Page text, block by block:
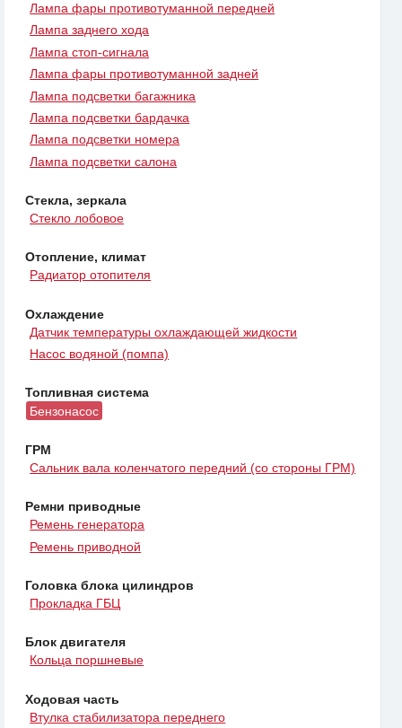
Лампа фары противотуманной передней
Лампа заднего хода
Лампа стоп-сигнала
Лампа фары противотуманной задней
Лампа подсветки багажника
Лампа подсветки бардачка
Лампа подсветки номера
Лампа подсветки салона
Стекла, зеркала
Стекло лобовое
Отопление, климат
Радиатор отопителя
Охлаждение
Датчик температуры охлаждающей жидкости
Насос водяной (помпа)
Топливная система
Бензонасос
ГРМ
Сальник вала коленчатого передний (со стороны ГРМ)
Ремни приводные
Ремень генератора
Ремень приводной
Головка блока цилиндров
Прокладка ГБЦ
Блок двигателя
Кольца поршневые
Ходовая часть
Втулка стабилизатора переднего